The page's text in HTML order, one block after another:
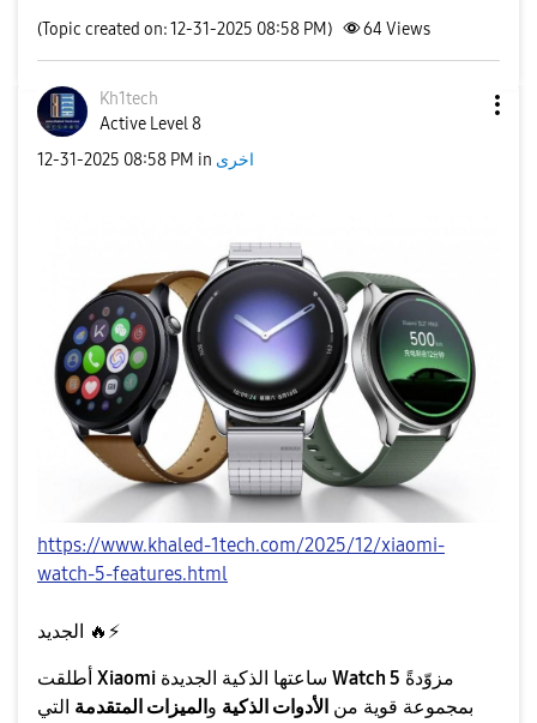
(Topic created on: 12-31-2025 08:58 PM) 64Views
Kh1tech
Active Level 8
‎12-31-2025 08:58 PM in اخرى
https://www.khaled-1tech.com/2025/12/xiaomi-
watch-5-features.html
🔥 ⚡
Xiaomi Watch 5
بمجموعة قوية من الأدوات الذكية و الميزات المتقدمة التي